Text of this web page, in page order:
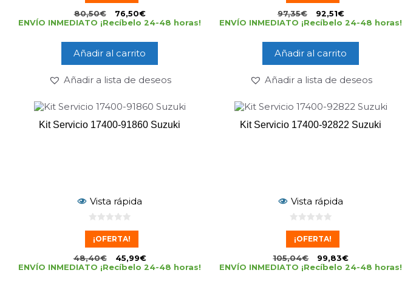
5
80,50€ 76,50€
ENVÍO INMEDIATO ¡Recíbelo 24-48 horas!
Añadir al carrito
Añadir a lista de deseos
5
97,35€ 92,51€
ENVÍO INMEDIATO ¡Recíbelo 24-48 horas!
Añadir al carrito
Añadir a lista de deseos
Kit Servicio 17400-91860 Suzuki
Vista rápida
5
¡OFERTA!
48,40€ 45,99€
ENVÍO INMEDIATO ¡Recíbelo 24-48 horas!
Kit Servicio 17400-92822 Suzuki
Vista rápida
5
¡OFERTA!
105,04€ 99,83€
ENVÍO INMEDIATO ¡Recíbelo 24-48 horas!